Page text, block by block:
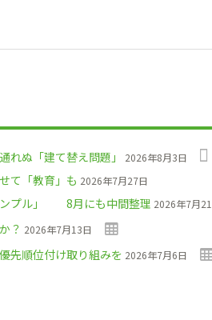
れぬ「建て替え問題」 2026年8月3日
て「教育」も 2026年7月27日
ンプル」 8月にも中間整理 2026年7月
？ 2026年7月13日
先順位付け取り組みを 2026年7月6日